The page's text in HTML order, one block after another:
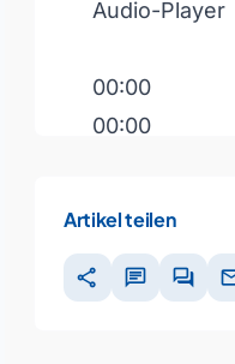
Audio-Player
00:00
00:00
Artikel teilen
share chat forum